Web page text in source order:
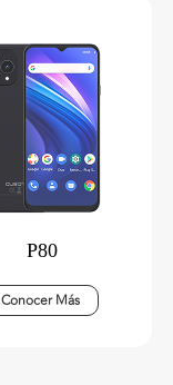
P80
Conocer Más